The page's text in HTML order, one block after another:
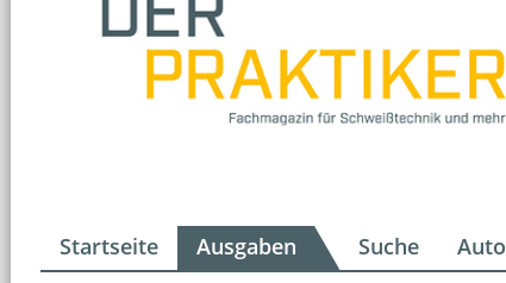
Startseite Ausgaben Suche